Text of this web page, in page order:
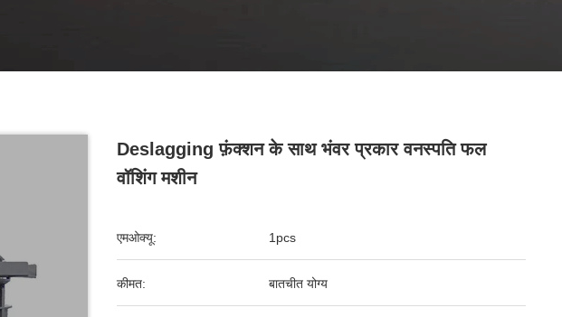
Deslagging फ़ंक्शन के साथ भंवर प्रकार वनस्पति फल
वॉशिंग मशीन
एमओक्यू: 1pcs
कीमत: बातचीत योग्य